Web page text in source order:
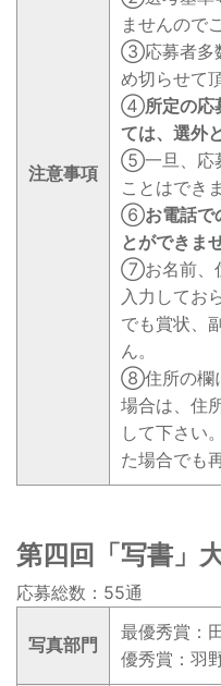
注意事項
ませんので
③応募者多
め切らせて
④所定の応
ては、選外
⑤一旦、応
ことはでき
⑥お電話で
とができま
⑦お名前、
入力してお
でも賞状、
ん。
⑧住所の欄
場合は、住
して下さい
た場合でも
第四回「写書」
応募総数：55通
写真部門
最優秀賞：
優秀賞：羽